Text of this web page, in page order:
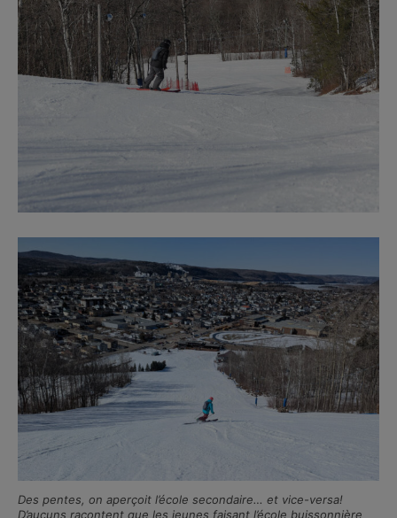
Des pentes, on aperçoit l’école secondaire… et vice-versa!
D’aucuns racontent que les jeunes faisant l’école buissonnière